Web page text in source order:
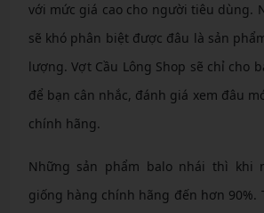
với mức giá cao cho người tiêu dùng.
sẽ khó phân biệt được đâu là sản
lượng. Vợt Cầu Lông Shop sẽ chỉ cho
để bạn cân nhắc, đánh giá xem đâu
chính hãng.
Những sản phẩm balo nhái thì khi
giống hàng chính hãng đến hơn 90%.